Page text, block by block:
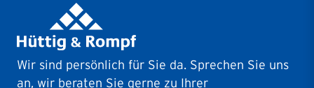
Wir sind persönlich für Sie da. Sprechen Sie uns
an, wir beraten Sie gerne zu Ihrer